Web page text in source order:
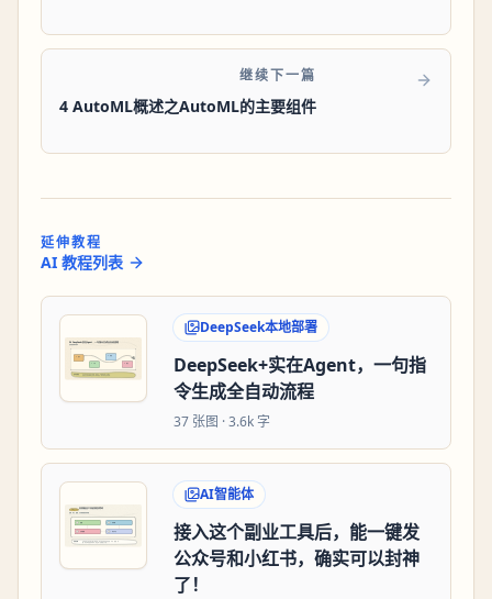
继续下一篇
4 AutoML概述之AutoML的主要组件
延伸教程
AI 教程列表
DeepSeek本地部署
DeepSeek+实在Agent，一句指
令生成全自动流程
37 张图 ·3.6k 字
AI智能体
接入这个副业工具后，能一键发
公众号和小红书，确实可以封神
了！